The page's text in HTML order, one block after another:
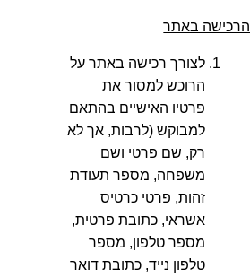
הרכישה באתר
לצורך רכישה באתר על
הרוכש למסור את
פרטיו האישיים בהתאם
למבוקש (לרבות, אך לא
רק, שם פרטי ושם
משפחה, מספר תעודת
זהות, פרטי כרטיס
אשראי, כתובת פרטית,
מספר טלפון, מספר
טלפון נייד, כתובת דואר